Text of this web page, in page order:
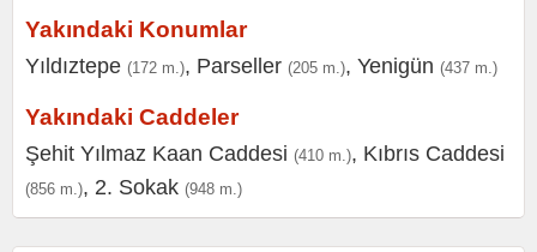
Yakındaki Konumlar
Yıldıztepe (172 m.), Parseller (205 m.), Yenigün (437 m.)
Yakındaki Caddeler
Şehit Yılmaz Kaan Caddesi (410 m.), Kıbrıs Caddesi
(856 m.), 2. Sokak (948 m.)